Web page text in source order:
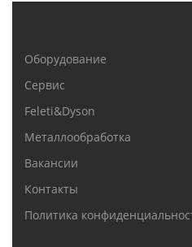
Оборудование
Сервис
Feleti&Dyson
Металлообработка
Вакансии
Контакты
Политика